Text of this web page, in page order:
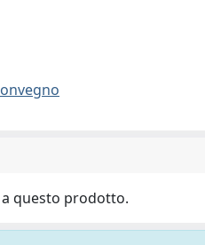
questo prodotto.